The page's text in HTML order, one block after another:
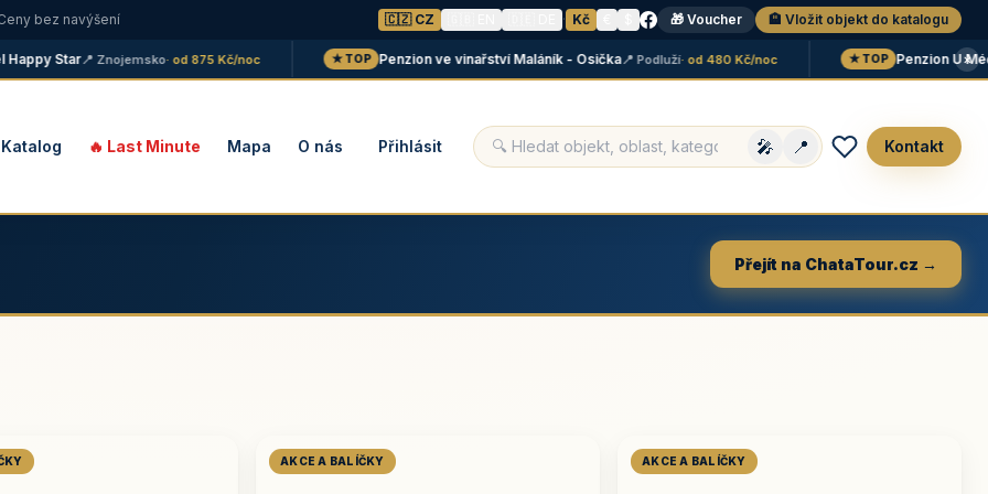
bez navýšení 🇨🇿 CZ · Kč 🎁 Voucher 🏨 Vložit objekt do katalogu
Star📍 Znojemsko· od 875 Kč/noc ★ TOP Penzion ve vinařství Maláník - Osička📍 Podluží· od 480 Kč/noc ★ TOP Penzion U Méďů
×
Katalog 🔥 Last Minute Mapa O nás Přihlásit 🎤 📍 Kontakt
Přejít na ChataTour.cz →
AKCE A BALÍČKY AKCE A BALÍČKY